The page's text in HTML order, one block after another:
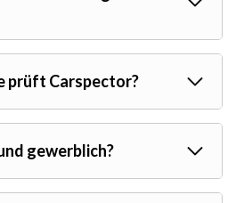
prüft Carspector?
gewerblich?